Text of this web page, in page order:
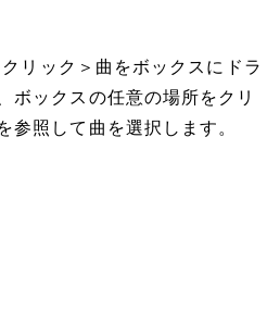
リック＞曲をボックスにドラ
ボックスの任意の場所をクリ
参照して曲を選択します。